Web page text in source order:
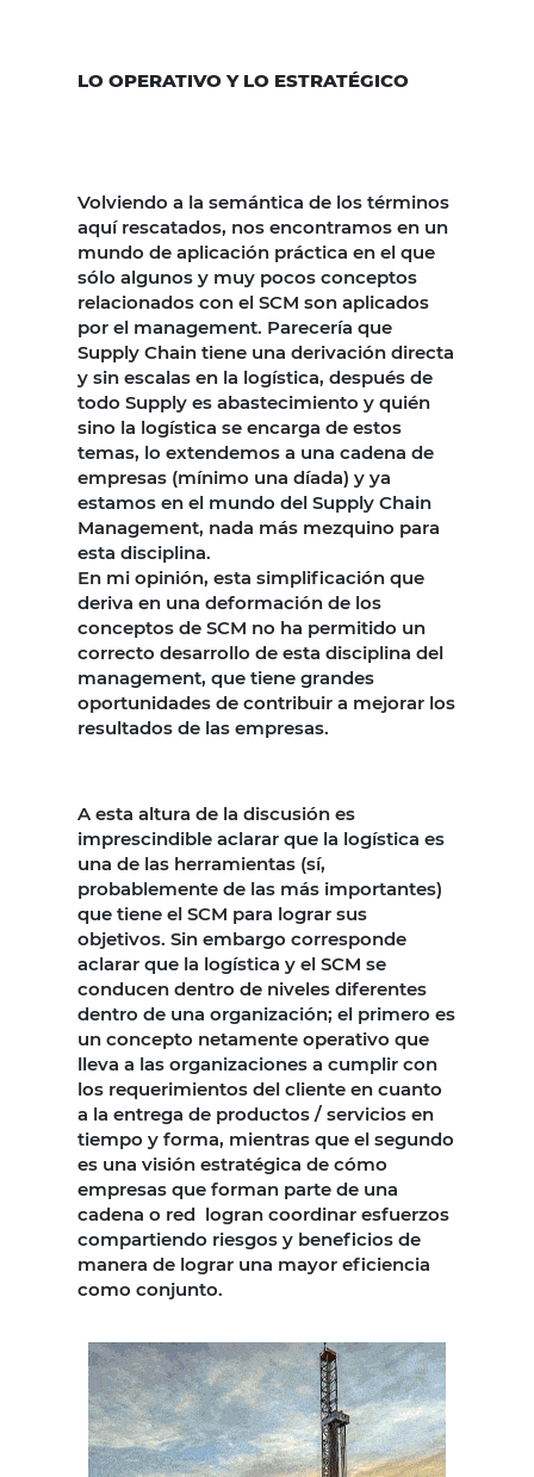
LO OPERATIVO Y LO ESTRATÉGICO
Volviendo a la semántica de los términos
aquí rescatados, nos encontramos en un
mundo de aplicación práctica en el que
sólo algunos y muy pocos conceptos
relacionados con el SCM son aplicados
por el management. Parecería que
Supply Chain tiene una derivación directa
y sin escalas en la logística, después de
todo Supply es abastecimiento y quién
sino la logística se encarga de estos
temas, lo extendemos a una cadena de
empresas (mínimo una díada) y ya
estamos en el mundo del Supply Chain
Management, nada más mezquino para
esta disciplina.
En mi opinión, esta simplificación que
deriva en una deformación de los
conceptos de SCM no ha permitido un
correcto desarrollo de esta disciplina del
management, que tiene grandes
oportunidades de contribuir a mejorar los
resultados de las empresas.
A esta altura de la discusión es
imprescindible aclarar que la logística es
una de las herramientas (sí,
probablemente de las más importantes)
que tiene el SCM para lograr sus
objetivos. Sin embargo corresponde
aclarar que la logística y el SCM se
conducen dentro de niveles diferentes
dentro de una organización; el primero es
un concepto netamente operativo que
lleva a las organizaciones a cumplir con
los requerimientos del cliente en cuanto
a la entrega de productos / servicios en
tiempo y forma, mientras que el segundo
es una visión estratégica de cómo
empresas que forman parte de una
cadena o red logran coordinar esfuerzos
compartiendo riesgos y beneficios de
manera de lograr una mayor eficiencia
como conjunto.